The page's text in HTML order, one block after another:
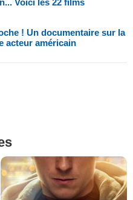
! Un documentaire sur la
acteur américain